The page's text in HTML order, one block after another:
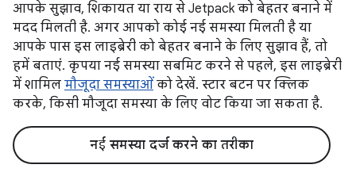
आपके सुझाव, शिकायत या राय से Jetpack को बेहतर बनाने में
मदद मिलती है. अगर आपको कोई नई समस्या मिलती है या
आपके पास इस लाइब्रेरी को बेहतर बनाने के लिए सुझाव हैं, तो
हमें बताएं. कृपया नई समस्या सबमिट करने से पहले, इस लाइब्रेरी
में शामिल मौजूदा समस्याओं को देखें. स्टार बटन पर क्लिक
करके, किसी मौजूदा समस्या के लिए वोट किया जा सकता है.
नई समस्या दर्ज करने का तरीका